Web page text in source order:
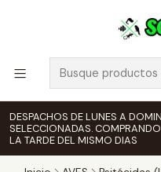
DESPACHOS DE LUNES A
SELECCIONADAS.
LA TARDE DEL MISMO DIAS